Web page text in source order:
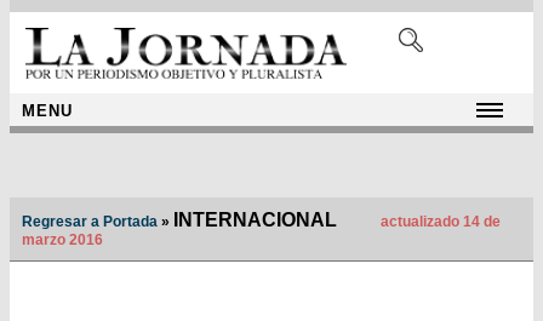
MENU
Regresar a Portada » INTERNACIONAL
actualizado 14 de
marzo 2016